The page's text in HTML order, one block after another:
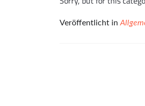
Veröffentlicht in